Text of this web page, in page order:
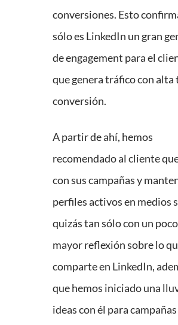
conversiones. Esto
sólo es LinkedIn un gran
de engagement para el
que genera tráfico con alta
conversión.
A partir de ahí, hemos
recomendado al cliente
con sus campañas y
perfiles activos en medios
quizás tan sólo con un
mayor reflexión sobre lo
comparte en LinkedIn,
que hemos iniciado una
ideas con él para